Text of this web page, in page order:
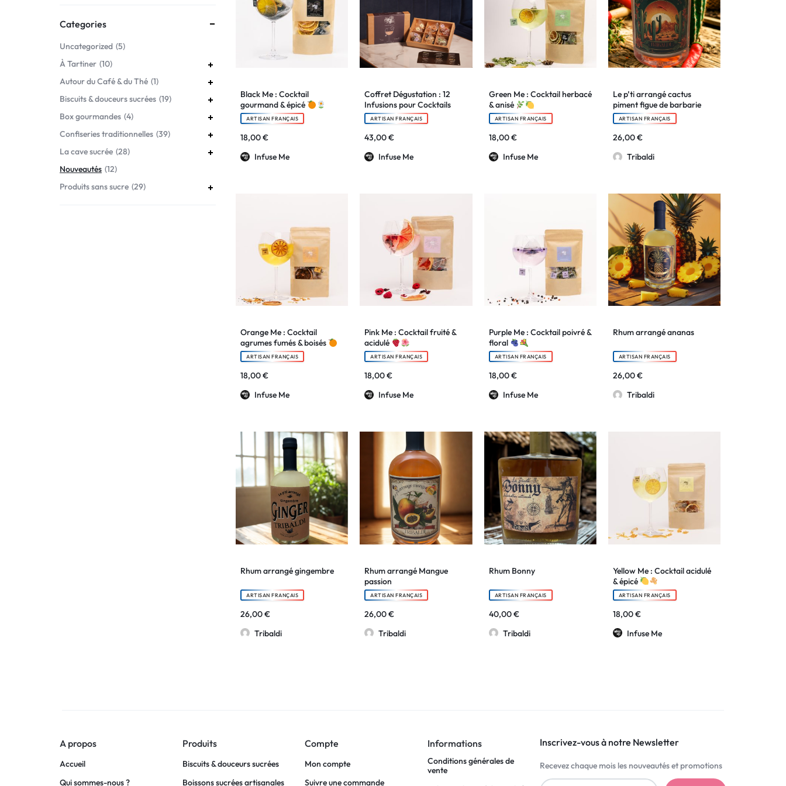
Boissons sucrées
Chocolats artisanaux
À Tartiner
Produits sans sucre
Suivre une commande
À Tartiner
Produits sans sucre
Box gourmandes
Black Me : Cocktail
gourmand & épicé
ARTISAN FRANÇAIS
18,00€
Infuse Me
Coffret Dégustation : 12
Infusions pour Cocktails
ARTISAN FRANÇAIS
43,00€
Infuse Me
Green Me : Cocktail herbacé
& anisé
ARTISAN FRANÇAIS
18,00€
Infuse Me
Le p’ti arrangé cactus
piment figue de barbarie
ARTISAN FRANÇAIS
26,00€
Tribaldi
Orange Me : Cocktail
agrumes fumés & boisés
ARTISAN FRANÇAIS
18,00€
Infuse Me
Pink Me : Cocktail fruité &
acidulé
ARTISAN FRANÇAIS
18,00€
Infuse Me
Purple Me : Cocktail poivré &
floral
ARTISAN FRANÇAIS
18,00€
Infuse Me
Rhum arrangé ananas
ARTISAN FRANÇAIS
26,00€
Tribaldi
Rhum arrangé gingembre
ARTISAN FRANÇAIS
26,00€
Tribaldi
Rhum arrangé Mangue
passion
ARTISAN FRANÇAIS
26,00€
Tribaldi
Rhum Bonny
ARTISAN FRANÇAIS
40,00€
Tribaldi
Yellow Me : Cocktail acidulé
& épicé
ARTISAN FRANÇAIS
18,00€
Infuse Me
Categories
Uncategorized 5
À Tartiner 10
Autour du Café & du Thé 1
Biscuits & douceurs sucrées 19
Box gourmandes 4
Confiseries traditionnelles 39
La cave sucrée 28
Nouveautés 12
Produits sans sucre 29
A propos
Accueil
Qui sommes-nous ?
Produits
Biscuits & douceurs sucrées
Boissons sucrées artisanales
Compte
Mon compte
Suivre une commande
Informations
Conditions générales de
vente
Inscrivez-vous à notre Newsletter
Recevez chaque mois les nouveautés et promotions